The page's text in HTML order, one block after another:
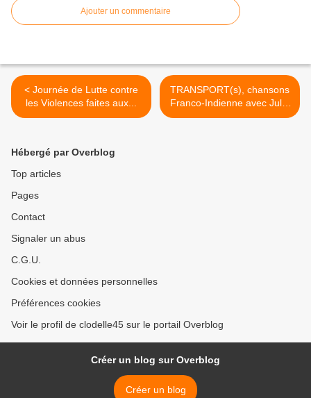
Ajouter un commentaire
< Journée de Lutte contre
les Violences faites aux...
TRANSPORT(s), chansons
Franco-Indienne avec Julie
Bonnafont, Lizzy Ling,
Hébergé par Overblog
Top articles
Pages
Contact
Signaler un abus
C.G.U.
Cookies et données personnelles
Préférences cookies
Voir le profil de clodelle45 sur le portail Overblog
Créer un blog sur Overblog
Créer un blog